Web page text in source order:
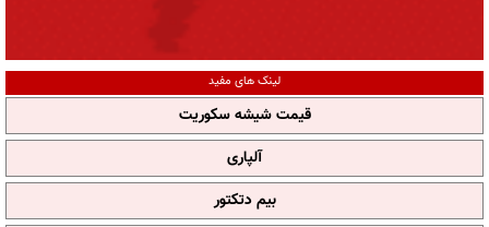
لینک های مفید
قیمت شیشه سکوریت
آلپاری
بیم دتکتور